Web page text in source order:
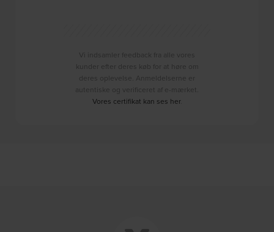
Vi indsamler feedback fra alle vores
kunder efter deres køb for at høre om
deres oplevelse. Anmeldelserne er
autentiske og verificeret af e-mærket.
Vores certifikat kan ses her.